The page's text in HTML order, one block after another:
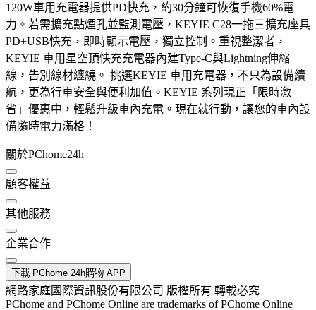
120W車用充電器提供PD快充，約30分鐘可恢復手機60%電
力。若需擴充點煙孔並監測電壓，KEYIE C28一拖三擴充座具
PD+USB快充，即時顯示電壓，獨立控制。重視整潔者，
KEYIE 車用星空頂快充充電器內建Type-C與Lightning伸縮
線，告別線材纏繞。 挑選KEYIE 車用充電器，不只為設備續
航，更為行車安全與便利加值。KEYIE 系列現正「限時激
省」優惠中，輕鬆升級車內充電。現在就行動，讓您的車內設
備隨時電力滿格！
關於PChome24h
顧客權益
其他服務
企業合作
下載 PChome 24h購物 APP
網路家庭國際資訊股份有限公司 版權所有 轉載必究
PChome and PChome Online are trademarks of PChome Online